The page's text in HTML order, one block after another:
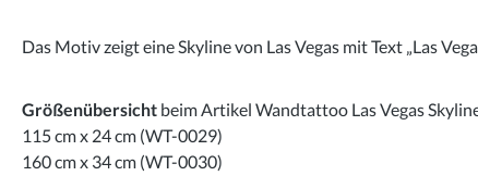
Das Motiv zeigt eine Skyline von Las Vegas mit Text „Las
Größenübersicht beim Artikel Wandtattoo Las Vegas
115 cm x 24 cm (WT-0029)
160 cm x 34 cm (WT-0030)